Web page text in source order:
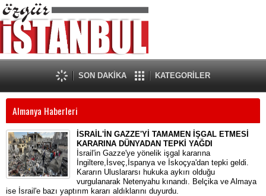
SON DAKİKA KATEGORİLER
Almanya Haberleri
İSRAİL'İN GAZZE'Yİ TAMAMEN İŞGAL ETMESİ
KARARINA DÜNYADAN TEPKİ YAĞDI
İsrail'in Gazze'ye yönelik işgal kararına
İngiltere,İsveç,İspanya ve İskoçya'dan tepki geldi.
Kararın Uluslararsı hukuka aykırı olduğu
vurgulanarak Netenyahu kınandı. Belçika ve Almaya
ise İsrail'e bazı yaptırım kararı aldıklarını duyurdu.